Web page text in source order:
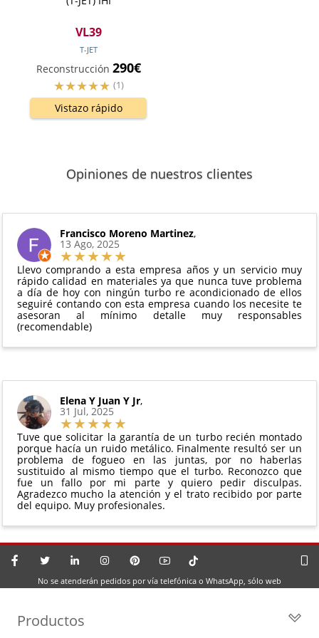
VL39
T-JET
Reconstrucción 290€
(1)
Vistazo rápido
Opiniones de nuestros clientes
Francisco Moreno Martinez,
13 Ago, 2025
Llevo comprando a esta empresa años y un servicio muy
rápido calidad en materiales ya que nunca tuve problema
a día de hoy con ningún turbo re acondicionado de ellos
seguiré contando con esta empresa cuando los necesite te
asesoran al mínimo detalle muy responsables
(recomendable)
Elena Y Juan Y Jr,
31 Jul, 2025
Tuve que solicitar la garantía de un turbo recién montado
porque hacía un ruido metálico. Finalmente resultó ser un
problema de fogueo en las juntas, por no haberlas
sustituido al mismo tiempo que el turbo. Reconozco que
fue un fallo por mi parte y quiero pedir disculpas.
Agradezco mucho la atención y el trato recibido por parte
del equipo. Muy profesionales.
No se atenderán pedidos por vía telefónica o WhatsApp, sólo web
Productos